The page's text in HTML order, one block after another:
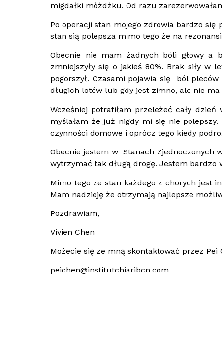
migdałki móżdżku. Od razu
Po operacji stan mojego zdrowia bardzo się
stan sią polepsza mimo tego że na
Obecnie nie mam żadnych bóli głowy a
zmniejszyły się o jakieś 80%. Brak siły w
pogorszył. Czasami pojawia się ból
długich lotów lub gdy jest zimno, ale nie
Wcześniej potrafiłam przeleżeć cały
myślałam że już nigdy mi się nie
czynności domowe i oprócz tego kiedy
Obecnie jestem w Stanach Zjednoczonych
wytrzymać tak długą drogę. Jestem bardzo
Mimo tego że stan każdego z chorych jest
Mam nadzieję że otrzymają najlepsze
Pozdrawiam,
Vivien Chen
Możecie się ze mną skontaktować przez Pei
peichen@institutchiaribcn.com